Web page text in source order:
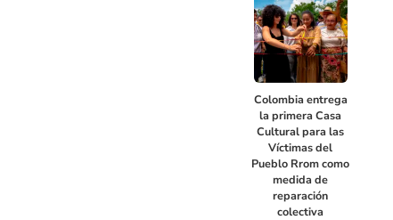
Colombia entrega
la primera Casa
Cultural para las
Víctimas del
Pueblo Rrom como
medida de
reparación
colectiva